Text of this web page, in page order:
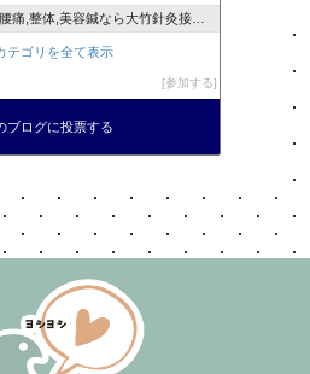
,整体,美容鍼なら大竹針灸接骨院
テゴリを全て表示
参加する
ブログに投票する